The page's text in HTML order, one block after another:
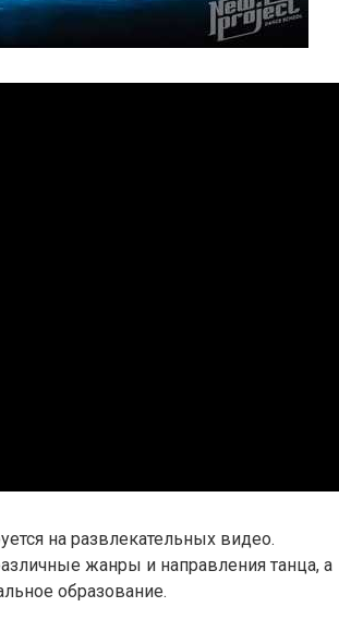
на развлекательных видео.
жанры и направления танца, а
образование.